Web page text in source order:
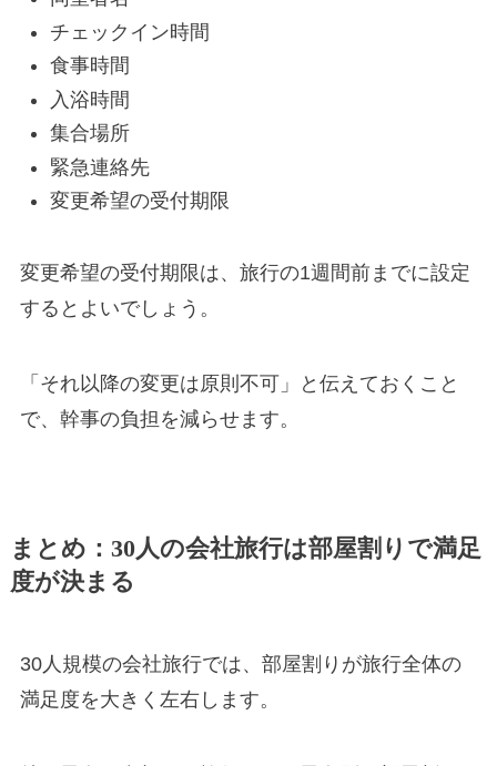
チェックイン時間
食事時間
入浴時間
集合場所
緊急連絡先
変更希望の受付期限
変更希望の受付期限は、旅行の1週間前までに設定
するとよいでしょう。
「それ以降の変更は原則不可」と伝えておくこと
で、幹事の負担を減らせます。
まとめ：30人の会社旅行は部屋割りで満足
度が決まる
30人規模の会社旅行では、部屋割りが旅行全体の
満足度を大きく左右します。